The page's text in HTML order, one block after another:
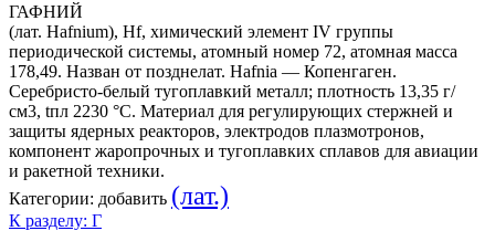
ГАФНИЙ
(лат. Hafnium), Hf, химический элемент IV группы
периодической системы, атомный номер 72, атомная масса
178,49. Назван от позднелат. Hafnia — Копенгаген.
Серебристо-белый тугоплавкий металл; плотность 13,35 г/
см3, tпл 2230 °С. Материал для регулирующих стержней и
защиты ядерных реакторов, электродов плазмотронов,
компонент жаропрочных и тугоплавких сплавов для авиации
и ракетной техники.
Категории: добавить (лат.)
К разделу: Г